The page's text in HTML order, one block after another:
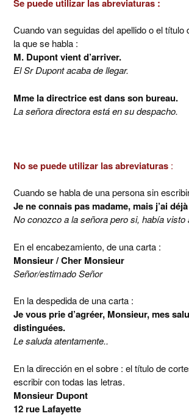
Se puede utilizar las abreviaturas :
Cuando van seguidas del apellido o el título
la que se habla :
M. Dupont vient d’arriver.
El Sr Dupont acaba de llegar.
Mme la directrice est dans son bureau.
La señora directora está en su despacho.
No se puede utilizar las abreviaturas :
Cuando se habla de una persona sin
Je ne connais pas madame, mais j’ai
No conozco a la señora pero si, había visto
En el encabezamiento, de una carta :
Monsieur / Cher Monsieur
Señor/estimado Señor
En la despedida de una carta :
Je vous prie d’agréer, Monsieur, mes
distinguées.
Le saluda atentamente..
En la dirección en el sobre : el título de
escribir con todas las letras.
Monsieur Dupont
12 rue Lafayette